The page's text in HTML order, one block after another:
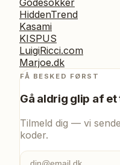
HiddenTrend
Kasami
KISPUS
LuigiRicci.com
Marjoe.dk
FÅ BESKED FØRST
Gå aldrig glip af
Tilmeld dig — vi
koder.